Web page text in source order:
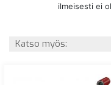
ilmeisesti ei
Katso myös: